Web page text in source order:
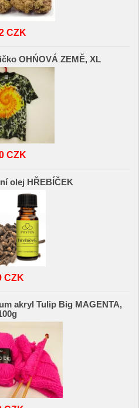
CZK
OHŃOVÁ ZEMĚ, XL
CZK
olej HŘEBÍČEK
CZK
akryl Tulip Big MAGENTA,